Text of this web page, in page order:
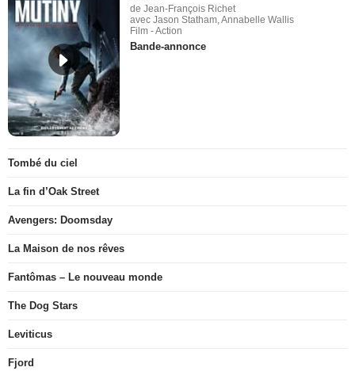
de Jean-François Richet
avec Jason Statham, Annabelle Wallis
Film - Action
Bande-annonce
Tombé du ciel
La fin d’Oak Street
Avengers: Doomsday
La Maison de nos rêves
Fantômas – Le nouveau monde
The Dog Stars
Leviticus
Fjord